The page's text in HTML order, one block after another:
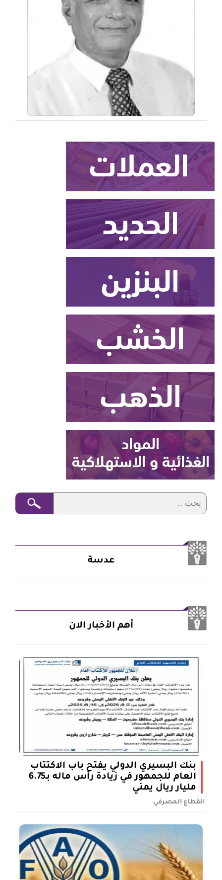
عدسة
أهم الأخبار الان
بنك البسيري الدولي يفتح باب الاكتتاب
العام للجمهور في زيادة رأس ماله بـ6.75
مليار ريال يمني
القطاع المصرفي